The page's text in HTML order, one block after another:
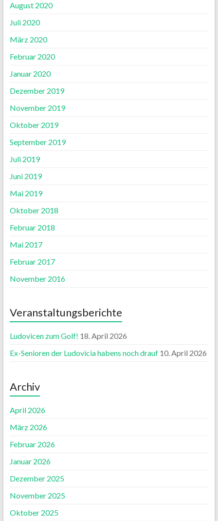
August 2020
Juli 2020
März 2020
Februar 2020
Januar 2020
Dezember 2019
November 2019
Oktober 2019
September 2019
Juli 2019
Juni 2019
Mai 2019
Oktober 2018
Februar 2018
Mai 2017
Februar 2017
November 2016
Veranstaltungsberichte
Ludovicen zum Golf! 18. April 2026
Ex-Senioren der Ludovicia habens noch drauf 10. April 2026
Archiv
April 2026
März 2026
Februar 2026
Januar 2026
Dezember 2025
November 2025
Oktober 2025